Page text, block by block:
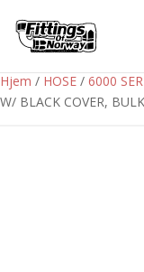
Hjem / HOSE / 6000
W/ BLACK COVER, BULK